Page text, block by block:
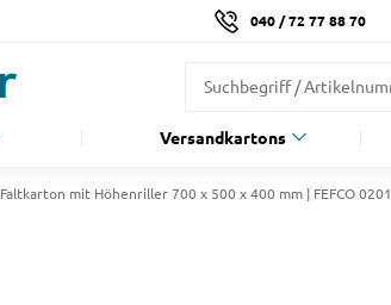
040 / 72 77 88 70
Versandkartons
Faltkarton mit Höhenriller 700 x 500 x 400 mm | FEFCO 0201